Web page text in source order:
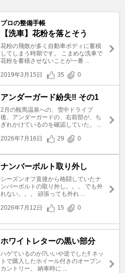
プロの整備手帳
【洗車】花粉を落とそう
花粉の飛散が多く自動車ボディに蓄積
してしまう時期です。 こまめな洗車で
花粉を蓄積させないことが一番 ...
2019年3月15日
35 0
アンダーガード紛失‼️ その1
2月の鞍馬温泉への、雪中ドライブ
後、アンダーガードの、右前部が、ち
ぎれかけているのを確認していた。 ...
2026年7月16日
29 0
ナンバーボルト取り外し
シーズンオフ直後から格闘していたナ
ンバーボルトの取り外し。。。 でも外
れない。。。 頑張っても外れ ...
2026年7月12日
15 0
ホワイトレターの黒い部分
ハゲているのか⁉️いいや逆でした‼️ ネッ
トで購入したホイール付きのオープン
カントリー。 納車時に ...